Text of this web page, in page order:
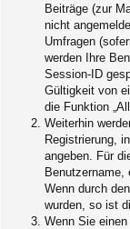
Beiträge (zur
nicht
Umfragen
werden Ihre
Session-ID
Gültigkeit von
die Funktion
Weiterhin
Registrierung,
angeben. Für
Benutzername,
Wenn durch
wurden, so ist
Wenn Sie